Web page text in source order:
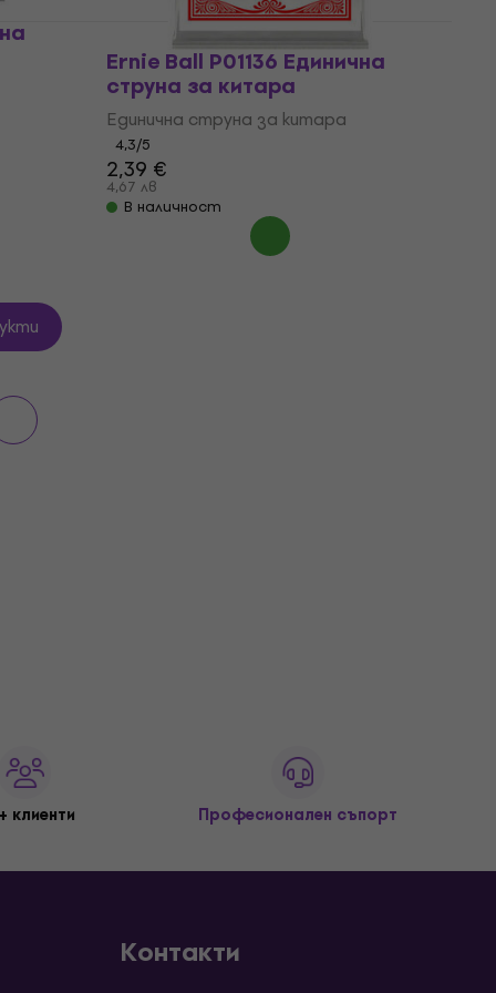
Ernie Ball P01136 Единична
струна за китара
Единична струна за китара
4,3/5
2,39 €
4,67 лв
В наличност
клиенти Професионален съпорт
Контакти